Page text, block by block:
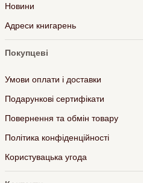
Новини
Адреси книгарень
Покупцеві
Умови оплати і доставки
Подарункові сертифікати
Повернення та обмін товару
Політика конфіденційності
Користувацька угода